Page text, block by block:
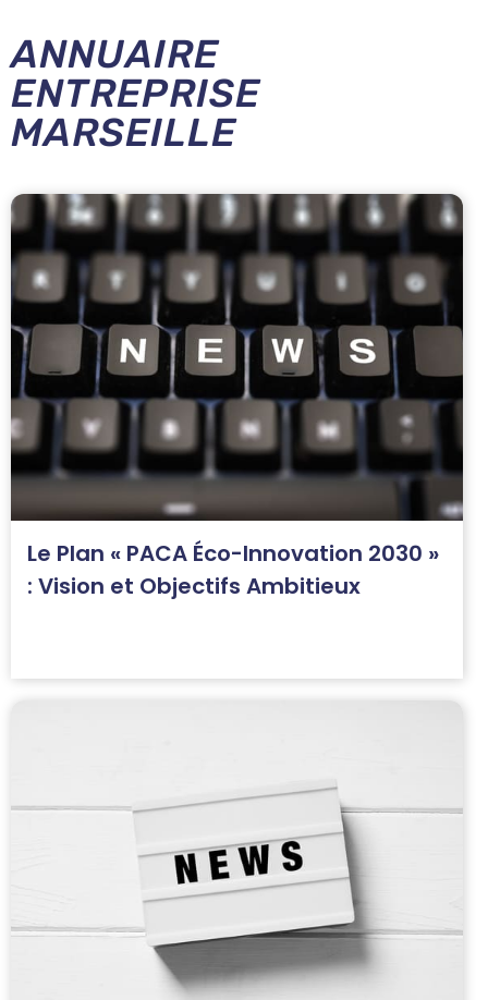
ANNUAIRE
ENTREPRISE
MARSEILLE
Le Plan « PACA Éco-Innovation 2030 »
: Vision et Objectifs Ambitieux